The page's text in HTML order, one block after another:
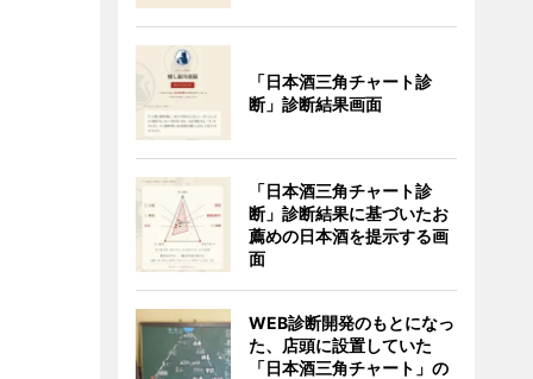
「日本酒三角チャート診
断」診断結果画面
「日本酒三角チャート診
断」診断結果に基づいたお
薦めの日本酒を提示する画
面
WEB診断開発のもとになっ
た、店頭に設置していた
「日本酒三角チャート」の